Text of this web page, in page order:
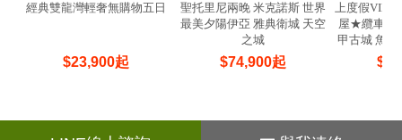
經典雙龍灣輕奢無購物五日
$23,900起
聖托里尼兩晚 米克諾斯 世界
最美夕陽伊亞 雅典衛城 天空
之城
$74,900起
上度假
屋★纜車漫
甲古城 魚尾
$